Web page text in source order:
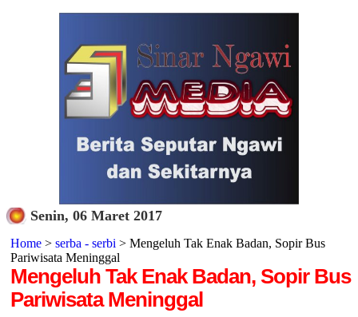
Senin, 06 Maret 2017
Home> serba - serbi > Mengeluh Tak Enak Badan, Sopir Bus
Pariwisata Meninggal
Mengeluh Tak Enak Badan, Sopir Bus
Pariwisata Meninggal